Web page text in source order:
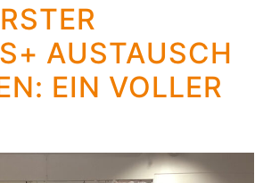
AUSTAUSCH
EIN VOLLER